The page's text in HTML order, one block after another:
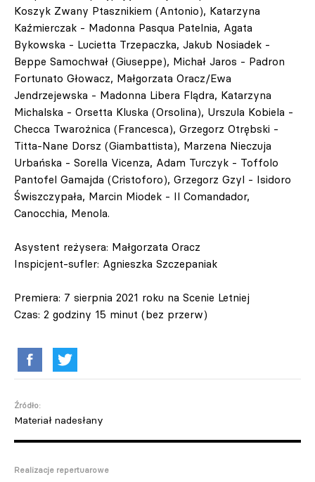
Koszyk Zwany Ptasznikiem (Antonio), Katarzyna
Kaźmierczak - Madonna Pasqua Patelnia, Agata
Bykowska - Lucietta Trzepaczka, Jakub Nosiadek -
Beppe Samochwał (Giuseppe), Michał Jaros - Padron
Fortunato Głowacz, Małgorzata Oracz/Ewa
Jendrzejewska - Madonna Libera Flądra, Katarzyna
Michalska - Orsetta Kluska (Orsolina), Urszula Kobiela -
Checca Twarożnica (Francesca), Grzegorz Otrębski -
Titta-Nane Dorsz (Giambattista), Marzena Nieczuja
Urbańska - Sorella Vicenza, Adam Turczyk - Toffolo
Pantofel Gamajda (Cristoforo), Grzegorz Gzyl - Isidoro
Świszczypała, Marcin Miodek - Il Comandador,
Canocchia, Menola.
Asystent reżysera: Małgorzata Oracz
Inspicjent-sufler: Agnieszka Szczepaniak
Premiera: 7 sierpnia 2021 roku na Scenie Letniej
Czas: 2 godziny 15 minut (bez przerw)
Źródło:
Materiał nadesłany
Realizacje repertuarowe